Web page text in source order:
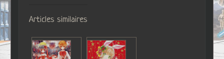
Articles similaires